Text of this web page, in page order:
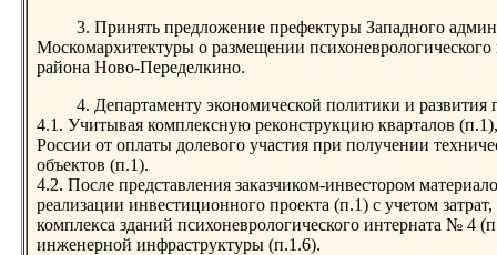
3. Принять предложение префектуры Западного
Москомархитектуры о размещении
района Ново-Переделкино.
4. Департаменту экономической политики и
4.1. Учитывая комплексную реконструкцию кварталов
России от оплаты долевого участия при получении
объектов (п.1).
4.2. После представления заказчиком-инвестором
реализации инвестиционного проекта (п.1) с учетом
комплекса зданий психоневрологического интерната № 4
инженерной инфраструктуры (п.1.6).